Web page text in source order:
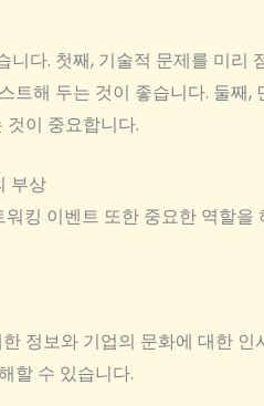
다. 첫째, 기술적 문제를 미
트해 두는 것이 좋습니다. 둘
이 중요합니다.
부상
킹 이벤트 또한 중요한 역할
정보와 기업의 문화에 대한
할 수 있습니다.